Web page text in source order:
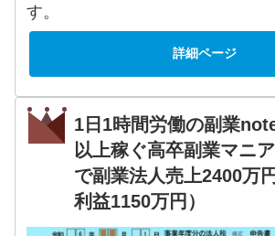
す。
詳細ページ
1日1時間労働の副業
以上稼ぐ高卒副業マニ
で副業法人売上2400万
利益1150万円）